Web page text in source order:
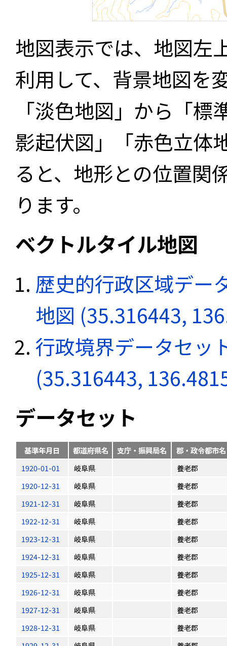
地図表示では、地図左
利用して、背景地図を
「淡色地図」から「
影起伏図」「赤色立体
ると、地形との位置関
ります。
ベクトルタイル地図
歴史的行政区域デー
地図 (35.316443,
行政境界データセッ
(35.316443,
データセット
基準年月日 都道府県名 支庁・振興局名
郡・政令都市名
1920-01-01
岐阜県
養老郡
1920-12-31
岐阜県
養老郡
1921-12-31
岐阜県
養老郡
1922-12-31
岐阜県
養老郡
1923-12-31
岐阜県
養老郡
1924-12-31
岐阜県
養老郡
1925-12-31
岐阜県
養老郡
1926-12-31
岐阜県
養老郡
1927-12-31
岐阜県
養老郡
1928-12-31
岐阜県
養老郡